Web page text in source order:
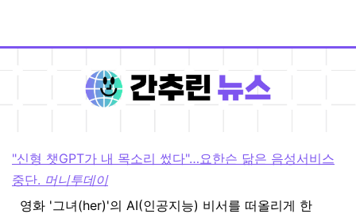
"신형 챗GPT가 내 목소리 썼다"…요한슨 닮은 음성서비스
중단. 머니투데이
영화 '그녀(her)'의 AI(인공지능) 비서를 떠올리게 한